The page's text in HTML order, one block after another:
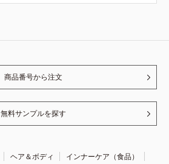
商品番号から注文
無料サンプルを探す
ヘア＆ボディ
インナーケア（食品）